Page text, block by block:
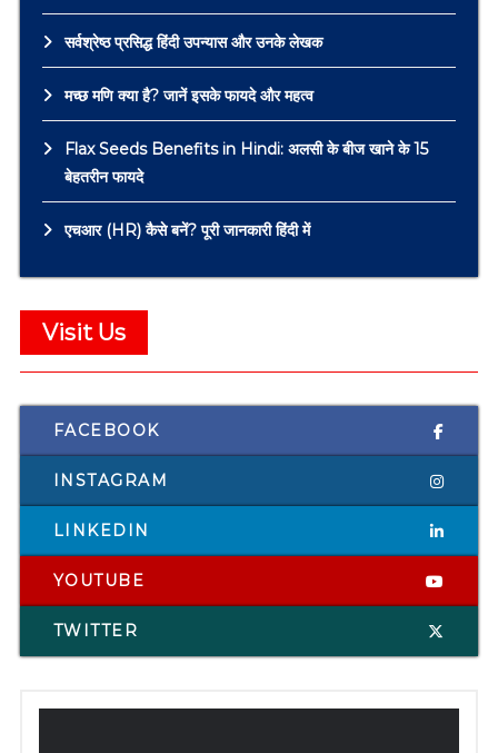
सर्वश्रेष्ठ प्रसिद्ध हिंदी उपन्यास और उनके लेखक
मच्छ मणि क्या है? जानें इसके फायदे और महत्व
Flax Seeds Benefits in Hindi: अलसी के बीज खाने के 15
बेहतरीन फायदे
एचआर (HR) कैसे बनें? पूरी जानकारी हिंदी में
Visit Us
FACEBOOK
INSTAGRAM
LINKEDIN
YOUTUBE
TWITTER